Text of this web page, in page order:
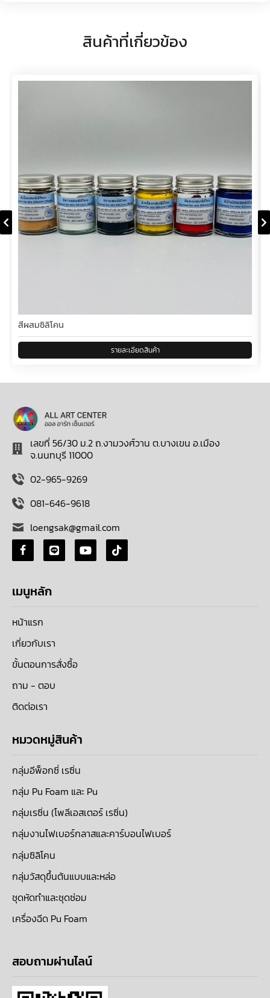
สินค้าที่เกี่ยวข้อง
สีผสมซิลิโคน
เลขที่ 56/30 ม.2 ถ.งามวงศ์วาน ต.บางเขน อ.เมือง
จ.นนทบุรี 11000
02-965-9269
081-646-9618
loengsak@gmail.com
เมนูหลัก
หน้าแรก
เกี่ยวกับเรา
ขั้นตอนการสั่งซื้อ
ถาม - ตอบ
ติดต่อเรา
หมวดหมู่สินค้า
กลุ่มอีพ็อกซี่ เรซิ่น
กลุ่ม Pu Foam และ Pu
กลุ่มเรซิ่น (โพลีเอสเตอร์ เรซิ่น)
กลุ่มงานไฟเบอร์กลาสและคาร์บอนไฟเบอร์
กลุ่มซิลิโคน
กลุ่มวัสดุขึ้นต้นแบบและหล่อ
ชุดหัดทำและชุดซ่อม
เครื่องฉีด Pu Foam
สอบถามผ่านไลน์